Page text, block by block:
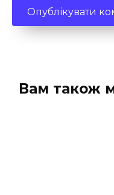
Вам також